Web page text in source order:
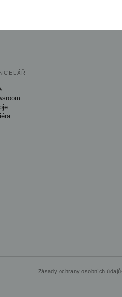
Zásady ochrany osobních údajů·